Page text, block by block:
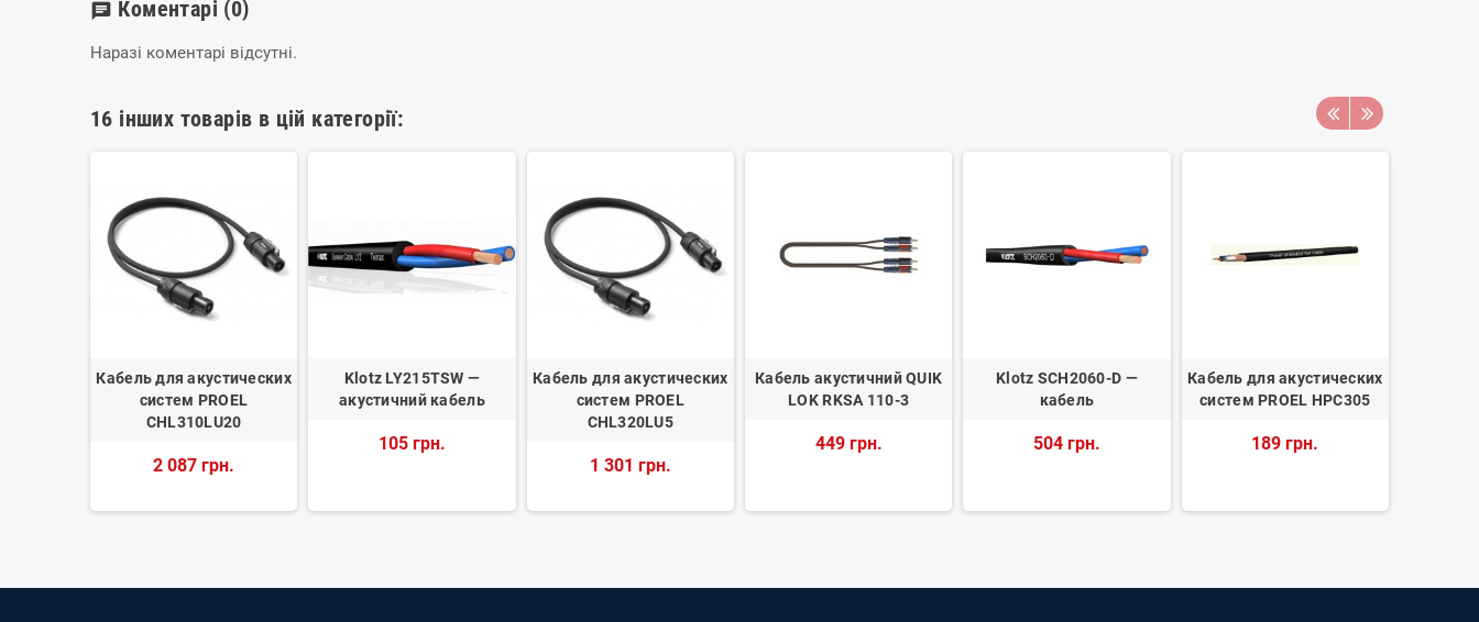
chat Коментарі (0)
Наразі коментарі відсутні.
16 інших товарів в цій категорії:
Кабель для акустических
систем PROEL
CHL310LU20
2 087 грн.
Klotz LY215TSW —
акустичний кабель
105 грн.
Кабель для акустических
систем PROEL
CHL320LU5
1 301 грн.
Кабель акустичний QUIK
LOK RKSA 110-3
449 грн.
Klotz SCH2060-D —
кабель
504 грн.
Кабель для акустических
систем PROEL HPC305
189 грн.